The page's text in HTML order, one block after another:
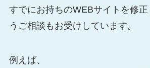
すでにお持ちのWEBサイトを修
うご相談もお受けしています。
例えば、